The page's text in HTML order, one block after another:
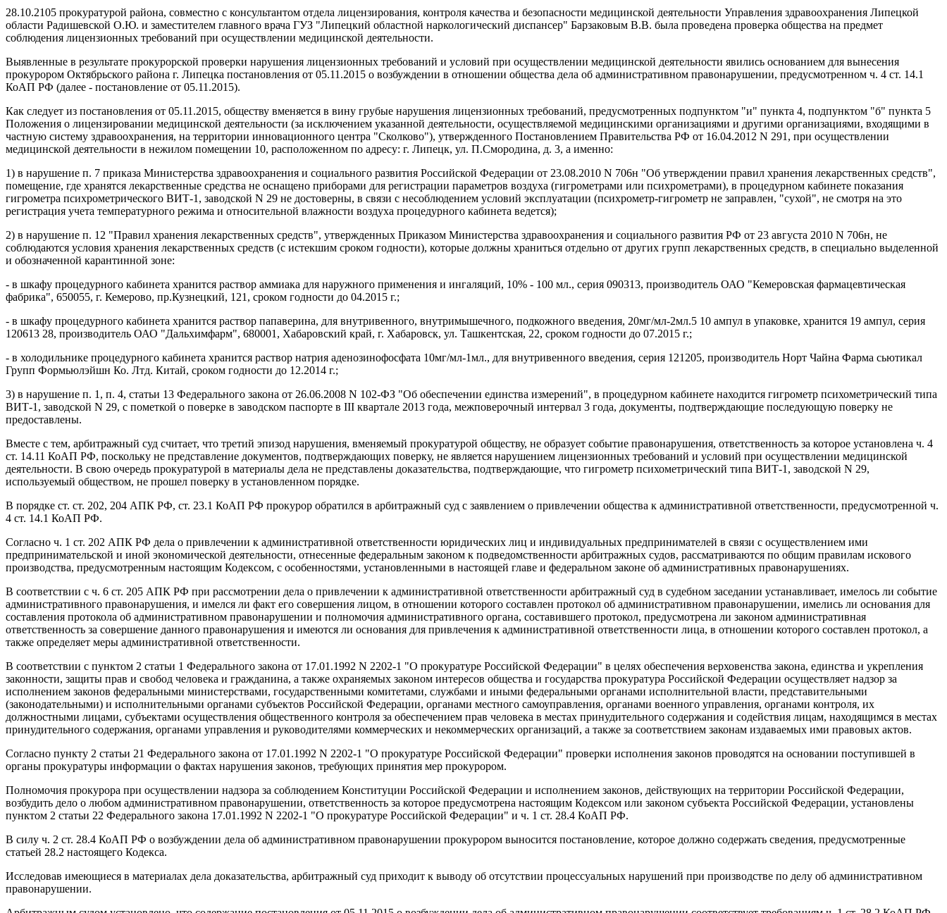
28.10.2105 прокуратурой района, совместно с консультантом отдела лицензирования, контроля качества и безопасности медицинской деятельности Управления здравоохранения Липецкой
области Радишевской О.Ю. и заместителем главного врача ГУЗ "Липецкий областной наркологический диспансер" Барзаковым В.В. была проведена проверка общества на предмет
соблюдения лицензионных требований при осуществлении медицинской деятельности.
Выявленные в результате прокурорской проверки нарушения лицензионных требований и условий при осуществлении медицинской деятельности явились основанием для вынесения
прокурором Октябрьского района г. Липецка постановления от 05.11.2015 о возбуждении в отношении общества дела об административном правонарушении, предусмотренном ч. 4 ст. 14.1
КоАП РФ (далее - постановление от 05.11.2015).
Как следует из постановления от 05.11.2015, обществу вменяется в вину грубые нарушения лицензионных требований, предусмотренных подпунктом "и" пункта 4, подпунктом "б" пункта 5
Положения о лицензировании медицинской деятельности (за исключением указанной деятельности, осуществляемой медицинскими организациями и другими организациями, входящими в
частную систему здравоохранения, на территории инновационного центра "Сколково"), утвержденного Постановлением Правительства РФ от 16.04.2012 N 291, при осуществлении
медицинской деятельности в нежилом помещении 10, расположенном по адресу: г. Липецк, ул. П.Смородина, д. 3, а именно:
1) в нарушение п. 7 приказа Министерства здравоохранения и социального развития Российской Федерации от 23.08.2010 N 706н "Об утверждении правил хранения лекарственных средств",
помещение, где хранятся лекарственные средства не оснащено приборами для регистрации параметров воздуха (гигрометрами или психрометрами), в процедурном кабинете показания
гигрометра психрометрического ВИТ-1, заводской N 29 не достоверны, в связи с несоблюдением условий эксплуатации (психрометр-гигрометр не заправлен, "сухой", не смотря на это
регистрация учета температурного режима и относительной влажности воздуха процедурного кабинета ведется);
2) в нарушение п. 12 "Правил хранения лекарственных средств", утвержденных Приказом Министерства здравоохранения и социального развития РФ от 23 августа 2010 N 706н, не
соблюдаются условия хранения лекарственных средств (с истекшим сроком годности), которые должны храниться отдельно от других групп лекарственных средств, в специально выделенной
и обозначенной карантинной зоне:
- в шкафу процедурного кабинета хранится раствор аммиака для наружного применения и ингаляций, 10% - 100 мл., серия 090313, производитель ОАО "Кемеровская фармацевтическая
фабрика", 650055, г. Кемерово, пр.Кузнецкий, 121, сроком годности до 04.2015 г.;
- в шкафу процедурного кабинета хранится раствор папаверина, для внутривенного, внутримышечного, подкожного введения, 20мг/мл-2мл.5 10 ампул в упаковке, хранится 19 ампул, серия
120613 28, производитель ОАО "Дальхимфарм", 680001, Хабаровский край, г. Хабаровск, ул. Ташкентская, 22, сроком годности до 07.2015 г.;
- в холодильнике процедурного кабинета хранится раствор натрия аденозинофосфата 10мг/мл-1мл., для внутривенного введения, серия 121205, производитель Норт Чайна Фарма сьютикал
Групп Формьюлэйшн Ко. Лтд. Китай, сроком годности до 12.2014 г.;
3) в нарушение п. 1, п. 4, статьи 13 Федерального закона от 26.06.2008 N 102-ФЗ "Об обеспечении единства измерений", в процедурном кабинете находится гигрометр психометрический типа
ВИТ-1, заводской N 29, с пометкой о поверке в заводском паспорте в III квартале 2013 года, межповерочный интервал 3 года, документы, подтверждающие последующую поверку не
предоставлены.
Вместе с тем, арбитражный суд считает, что третий эпизод нарушения, вменяемый прокуратурой обществу, не образует событие правонарушения, ответственность за которое установлена ч. 4
ст. 14.11 КоАП РФ, поскольку не представление документов, подтверждающих поверку, не является нарушением лицензионных требований и условий при осуществлении медицинской
деятельности. В свою очередь прокуратурой в материалы дела не представлены доказательства, подтверждающие, что гигрометр психометрический типа ВИТ-1, заводской N 29,
используемый обществом, не прошел поверку в установленном порядке.
В порядке ст. ст. 202, 204 АПК РФ, ст. 23.1 КоАП РФ прокурор обратился в арбитражный суд с заявлением о привлечении общества к административной ответственности, предусмотренной ч.
4 ст. 14.1 КоАП РФ.
Согласно ч. 1 ст. 202 АПК РФ дела о привлечении к административной ответственности юридических лиц и индивидуальных предпринимателей в связи с осуществлением ими
предпринимательской и иной экономической деятельности, отнесенные федеральным законом к подведомственности арбитражных судов, рассматриваются по общим правилам искового
производства, предусмотренным настоящим Кодексом, с особенностями, установленными в настоящей главе и федеральном законе об административных правонарушениях.
В соответствии с ч. 6 ст. 205 АПК РФ при рассмотрении дела о привлечении к административной ответственности арбитражный суд в судебном заседании устанавливает, имелось ли событие
административного правонарушения, и имелся ли факт его совершения лицом, в отношении которого составлен протокол об административном правонарушении, имелись ли основания для
составления протокола об административном правонарушении и полномочия административного органа, составившего протокол, предусмотрена ли законом административная
ответственность за совершение данного правонарушения и имеются ли основания для привлечения к административной ответственности лица, в отношении которого составлен протокол, а
также определяет меры административной ответственности.
В соответствии с пунктом 2 статьи 1 Федерального закона от 17.01.1992 N 2202-1 "О прокуратуре Российской Федерации" в целях обеспечения верховенства закона, единства и укрепления
законности, защиты прав и свобод человека и гражданина, а также охраняемых законом интересов общества и государства прокуратура Российской Федерации осуществляет надзор за
исполнением законов федеральными министерствами, государственными комитетами, службами и иными федеральными органами исполнительной власти, представительными
(законодательными) и исполнительными органами субъектов Российской Федерации, органами местного самоуправления, органами военного управления, органами контроля, их
должностными лицами, субъектами осуществления общественного контроля за обеспечением прав человека в местах принудительного содержания и содействия лицам, находящимся в местах
принудительного содержания, органами управления и руководителями коммерческих и некоммерческих организаций, а также за соответствием законам издаваемых ими правовых актов.
Согласно пункту 2 статьи 21 Федерального закона от 17.01.1992 N 2202-1 "О прокуратуре Российской Федерации" проверки исполнения законов проводятся на основании поступившей в
органы прокуратуры информации о фактах нарушения законов, требующих принятия мер прокурором.
Полномочия прокурора при осуществлении надзора за соблюдением Конституции Российской Федерации и исполнением законов, действующих на территории Российской Федерации,
возбудить дело о любом административном правонарушении, ответственность за которое предусмотрена настоящим Кодексом или законом субъекта Российской Федерации, установлены
пунктом 2 статьи 22 Федерального закона 17.01.1992 N 2202-1 "О прокуратуре Российской Федерации" и ч. 1 ст. 28.4 КоАП РФ.
В силу ч. 2 ст. 28.4 КоАП РФ о возбуждении дела об административном правонарушении прокурором выносится постановление, которое должно содержать сведения, предусмотренные
статьей 28.2 настоящего Кодекса.
Исследовав имеющиеся в материалах дела доказательства, арбитражный суд приходит к выводу об отсутствии процессуальных нарушений при производстве по делу об административном
правонарушении.